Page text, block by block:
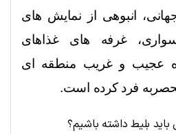
۲۷ غرفه جهانی، انبوهی از نمایش های
سواری، غرفه های غذاهای
عجیب و غریب منطقه ای
فرد کرده است.
بلیط داشته باشیم؟